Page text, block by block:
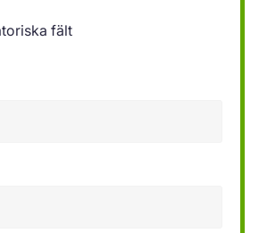
fält